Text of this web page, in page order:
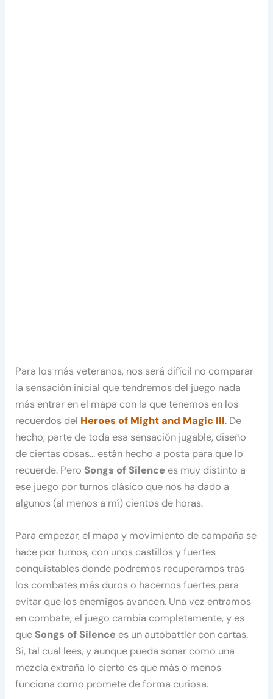
Para los más veteranos, nos será difícil no comparar
la sensación inicial que tendremos del juego nada
más entrar en el mapa con la que tenemos en los
recuerdos del Heroes of Might and Magic III. De
hecho, parte de toda esa sensación jugable, diseño
de ciertas cosas… están hecho a posta para que lo
recuerde. Pero Songs of Silence es muy distinto a
ese juego por turnos clásico que nos ha dado a
algunos (al menos a mí) cientos de horas.
Para empezar, el mapa y movimiento de campaña se
hace por turnos, con unos castillos y fuertes
conquistables donde podremos recuperarnos tras
los combates más duros o hacernos fuertes para
evitar que los enemigos avancen. Una vez entramos
en combate, el juego cambia completamente, y es
que Songs of Silence es un autobattler con cartas.
Si, tal cual lees, y aunque pueda sonar como una
mezcla extraña lo cierto es que más o menos
funciona como promete de forma curiosa.